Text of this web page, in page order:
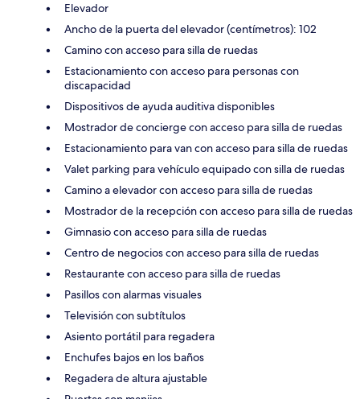
Elevador
Ancho de la puerta del elevador (centímetros): 102
Camino con acceso para silla de ruedas
Estacionamiento con acceso para personas con
discapacidad
Dispositivos de ayuda auditiva disponibles
Mostrador de concierge con acceso para silla de ruedas
Estacionamiento para van con acceso para silla de ruedas
Valet parking para vehículo equipado con silla de ruedas
Camino a elevador con acceso para silla de ruedas
Mostrador de la recepción con acceso para silla de ruedas
Gimnasio con acceso para silla de ruedas
Centro de negocios con acceso para silla de ruedas
Restaurante con acceso para silla de ruedas
Pasillos con alarmas visuales
Televisión con subtítulos
Asiento portátil para regadera
Enchufes bajos en los baños
Regadera de altura ajustable